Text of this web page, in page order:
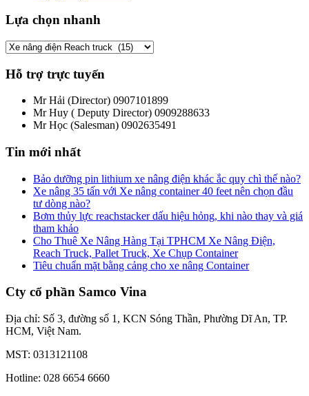
Lựa chọn nhanh
Hỗ trợ trực tuyến
Mr Hải (Director) 0907101899
Mr Huy ( Deputy Director) 0909288633
Mr Học (Salesman) 0902635491
Tin mới nhất
Bảo dưỡng pin lithium xe nâng điện khác ắc quy chì thế nào?
Xe nâng 35 tấn với Xe nâng container 40 feet nên chọn đầu
tư dòng nào?
Bơm thủy lực reachstacker dấu hiệu hỏng, khi nào thay và giá
tham khảo
Cho Thuê Xe Nâng Hàng Tại TPHCM Xe Nâng Điện,
Reach Truck, Pallet Truck, Xe Chụp Container
Tiêu chuẩn mặt bằng cảng cho xe nâng Container
Cty cổ phần Samco Vina
Địa chỉ: Số 3, đường số 1, KCN Sóng Thần, Phường Dĩ An, TP.
HCM, Việt Nam.
MST: 0313121108
Hotline: 028 6654 6660